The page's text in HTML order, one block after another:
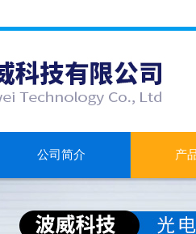
公司简介 产